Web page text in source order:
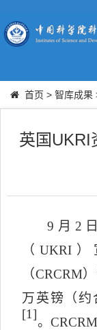
首页 > 智库成果
英国UKRI
9 月 2
（ UKRI）
（CRCRM
万英镑（约
[1]
。CRCRM